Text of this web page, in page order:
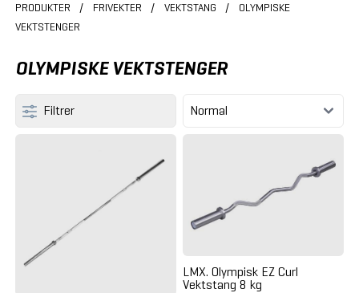
PRODUKTER / FRIVEKTER / VEKTSTANG /
OLYMPISKE
VEKTSTENGER
OLYMPISKE VEKTSTENGER
Filtrer
LMX. Olympisk EZ Curl
Vektstang 8 kg